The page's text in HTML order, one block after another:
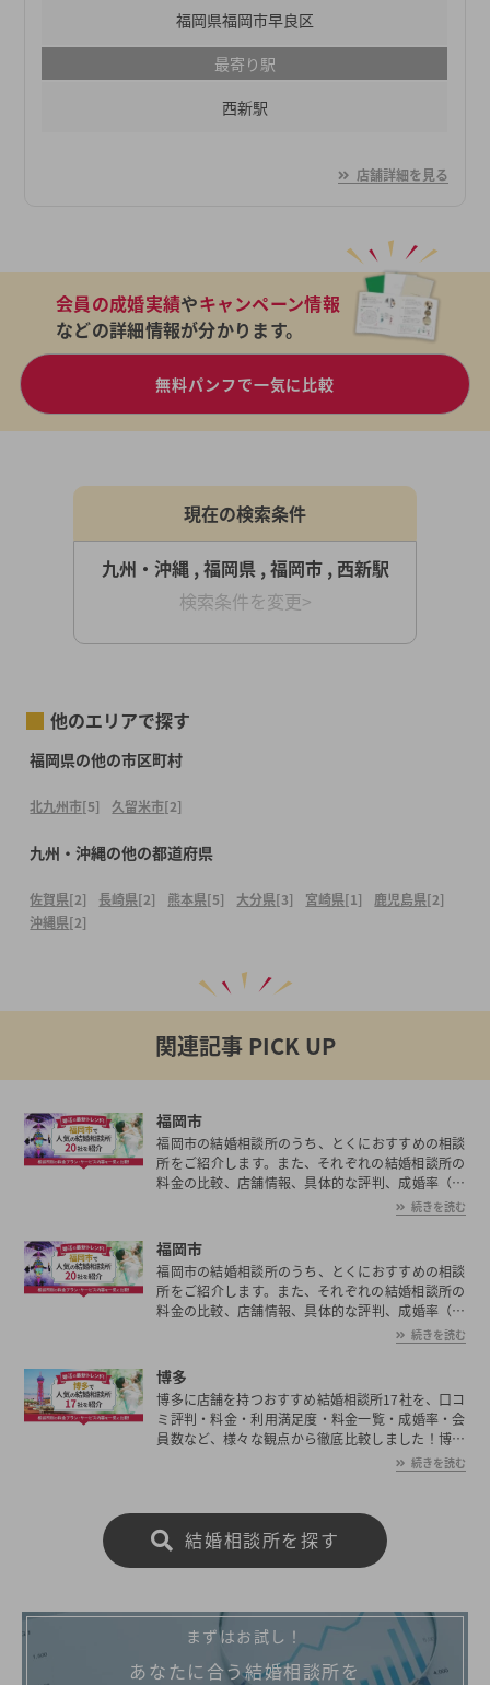
福岡県福岡市早良区
最寄り駅
西新駅
店舗詳細を見る
会員の成婚実績やキャンペーン情報
などの詳細情報が分かります。
無料パンフで一気に比較
現在の検索条件
九州・沖縄 , 福岡県 , 福岡市 , 西新駅
検索条件を変更>
他のエリアで探す
福岡県の他の市区町村
北九州市[5] 久留米市[2]
九州・沖縄の他の都道府県
佐賀県[2] 長崎県[2] 熊本県[5] 大分県[3] 宮崎県[1] 鹿児島県[2]
沖縄県[2]
関連記事 PICK UP
福岡市
福岡市の結婚相談所のうち、とくにおすすめの相談
所をご紹介します。また、それぞれの結婚相談所の
料金の比較、店舗情報、具体的な評判、成婚率（成
婚実績）、会員数など、結婚相談所に関する情報を
続きを読む
福岡市
福岡市の結婚相談所のうち、とくにおすすめの相談
所をご紹介します。また、それぞれの結婚相談所の
料金の比較、店舗情報、具体的な評判、成婚率（成
婚実績）、会員数など、結婚相談所に関する情報を
続きを読む
博多
博多に店舗を持つおすすめ結婚相談所17社を、口コ
ミ評判・料金・利用満足度・料金一覧・成婚率・会
員数など、様々な観点から徹底比較しました！博多
の平均初婚年齢は、男性が29.9歳、女性が28.5歳と
男女共に日本全国の平均初婚年齢と比べ低い。あな
で見つけたいとお考えの方は是非ご覧ください。
続きを読む
結婚相談所を探す
まずはお試し！
あなたに合う結婚相談所を